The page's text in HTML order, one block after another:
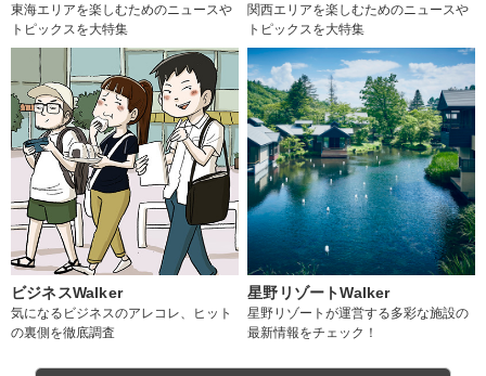
東海エリアを楽しむためのニュースや
トピックスを大特集
関西エリアを楽しむためのニュースや
トピックスを大特集
ビジネスWalker
気になるビジネスのアレコレ、ヒット
の裏側を徹底調査
星野リゾートWalker
星野リゾートが運営する多彩な施設の
最新情報をチェック！